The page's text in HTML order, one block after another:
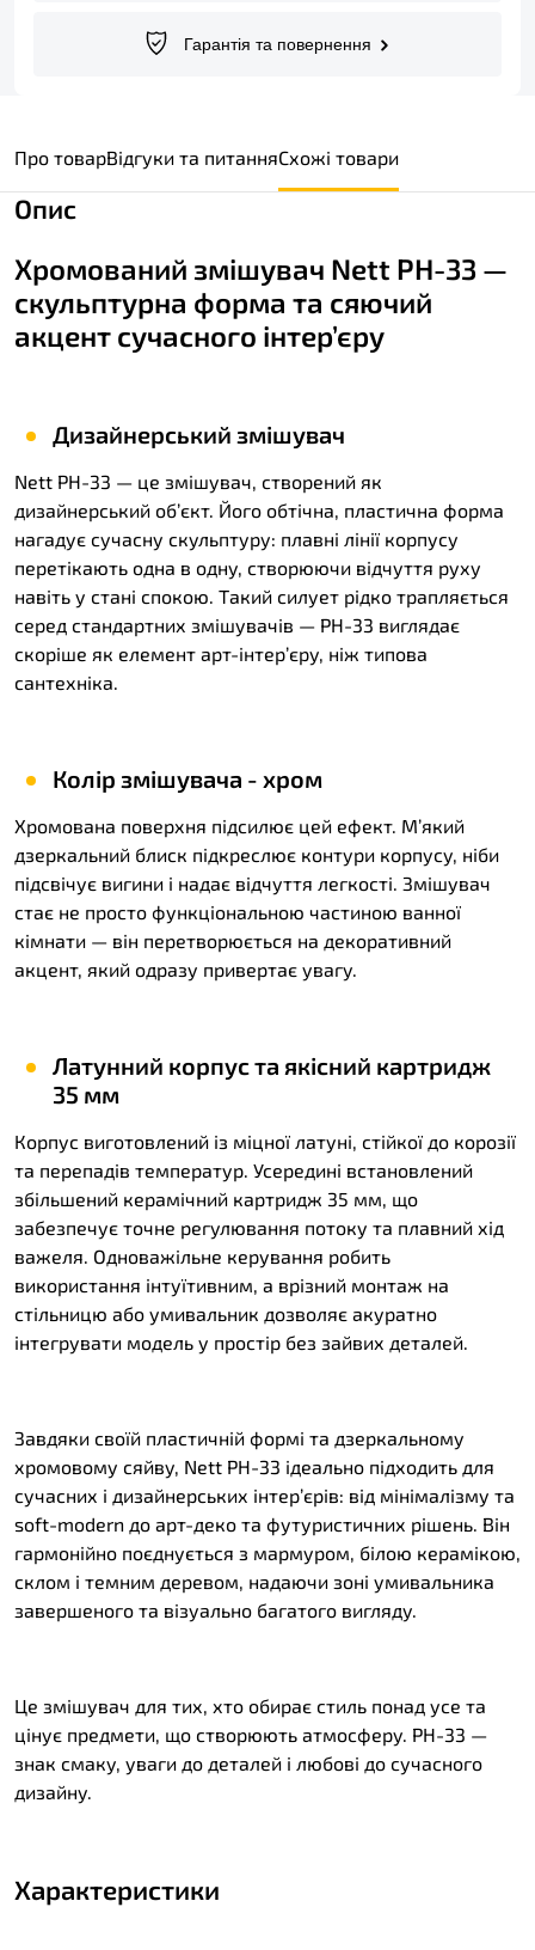
Гарантія та повернення
Про товарВідгуки та питанняСхожі товари
Опис
Хромований змішувач Nett PH-33 —
скульптурна форма та сяючий
акцент сучасного інтер’єру
Дизайнерський змішувач
Nett PH-33 — це змішувач, створений як
дизайнерський об’єкт. Його обтічна, пластична форма
нагадує сучасну скульптуру: плавні лінії корпусу
перетікають одна в одну, створюючи відчуття руху
навіть у стані спокою. Такий силует рідко трапляється
серед стандартних змішувачів — PH-33 виглядає
скоріше як елемент арт-інтер’єру, ніж типова
сантехніка.
Колір змішувача - хром
Хромована поверхня підсилює цей ефект. М’який
дзеркальний блиск підкреслює контури корпусу, ніби
підсвічує вигини і надає відчуття легкості. Змішувач
стає не просто функціональною частиною ванної
кімнати — він перетворюється на декоративний
акцент, який одразу привертає увагу.
Латунний корпус та якісний картридж
35 мм
Корпус виготовлений із міцної латуні, стійкої до корозії
та перепадів температур. Усередині встановлений
збільшений керамічний картридж 35 мм, що
забезпечує точне регулювання потоку та плавний хід
важеля. Одноважільне керування робить
використання інтуїтивним, а врізний монтаж на
стільницю або умивальник дозволяє акуратно
інтегрувати модель у простір без зайвих деталей.
Завдяки своїй пластичній формі та дзеркальному
хромовому сяйву, Nett PH-33 ідеально підходить для
сучасних і дизайнерських інтер’єрів: від мінімалізму та
soft-modern до арт-деко та футуристичних рішень. Він
гармонійно поєднується з мармуром, білою керамікою,
склом і темним деревом, надаючи зоні умивальника
завершеного та візуально багатого вигляду.
Це змішувач для тих, хто обирає стиль понад усе та
цінує предмети, що створюють атмосферу. PH-33 —
знак смаку, уваги до деталей і любові до сучасного
дизайну.
Характеристики